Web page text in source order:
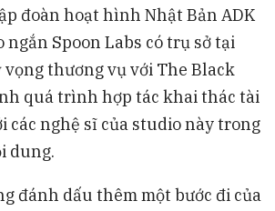
đoàn hoạt hình Nhật Bản ADK
ngắn Spoon Labs có trụ sở tại
thương vụ với The Black
quá trình hợp tác khai thác tài
các nghệ sĩ của studio này trong
dung.
đánh dấu thêm một bước đi của